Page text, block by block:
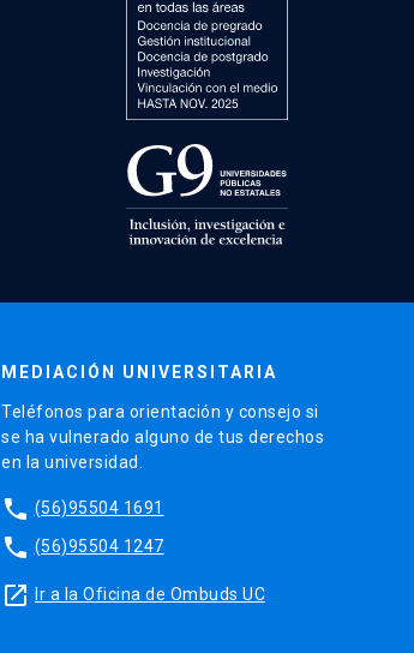
MEDIACIÓN UNIVERSITARIA
Teléfonos para orientación y consejo si
se ha vulnerado alguno de tus derechos
en la universidad.
phone (56)95504 1691
phone (56)95504 1247
launch Ir a la Oficina de Ombuds UC